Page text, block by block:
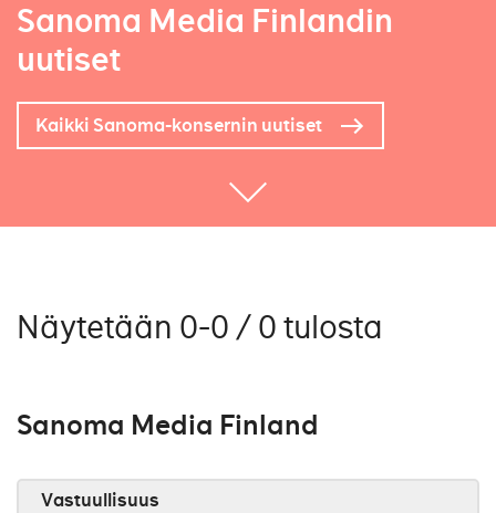
Sanoma Media Finlandin
uutiset
Kaikki Sanoma-konsernin uutiset
Näytetään 0-0 / 0 tulosta
Sanoma Media Finland
Vastuullisuus